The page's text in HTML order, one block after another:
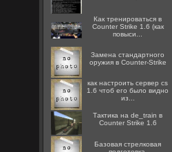
Как тренироваться в
Counter Strike 1.6 (как
повыси...
Замена стандартного
оружия в Counter-Strike
как настроить сервер cs
1.6 чтоб его было видно
из...
Тактика на de_train в
Counter Strike 1.6
Базовая стрелковая